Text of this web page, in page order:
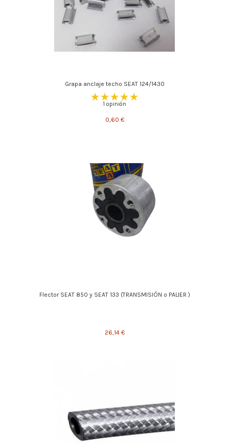
Grapa anclaje techo SEAT 124/1430
1 opinión
0,60 €
Flector SEAT 850 y SEAT 133 (TRANSMISIÓN o PALIER )
26,14 €